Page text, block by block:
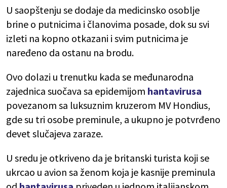
U saopštenju se dodaje da medicinsko osoblje
brine o putnicima i članovima posade, dok su svi
izleti na kopno otkazani i svim putnicima je
naređeno da ostanu na brodu.
Ovo dolazi u trenutku kada se međunarodna
zajednica suočava sa epidemijom hantavirusa
povezanom sa luksuznim kruzerom MV Hondius,
gde su tri osobe preminule, a ukupno je potvrđeno
devet slučajeva zaraze.
U sredu je otkriveno da je britanski turista koji se
ukrcao u avion sa ženom koja je kasnije preminula